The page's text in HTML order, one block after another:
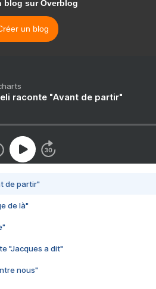
blog sur Overblog
un blog
raconte "Avant de partir"
de partir"
de là"
"Jacques a dit"
nous"